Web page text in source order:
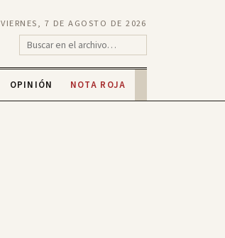
VIERNES, 7 DE AGOSTO DE 2026
OPINIÓN NOTA ROJA